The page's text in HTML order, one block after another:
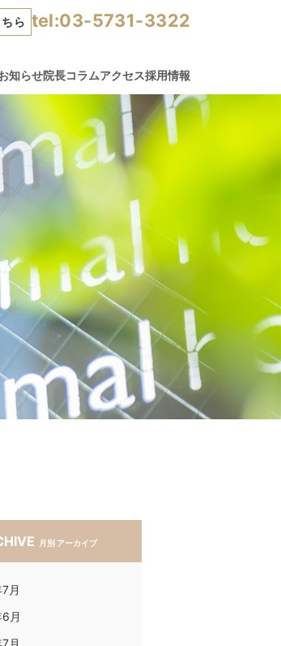
ら tel:03-5731-3322
知らせ院長コラムアクセス採用情報
月別 アーカイブ
月
月
月